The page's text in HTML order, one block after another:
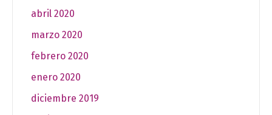
abril 2020
marzo 2020
febrero 2020
enero 2020
diciembre 2019